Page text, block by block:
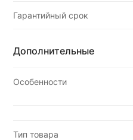
Гарантийный срок
Дополнительные
Особенности
Тип товара